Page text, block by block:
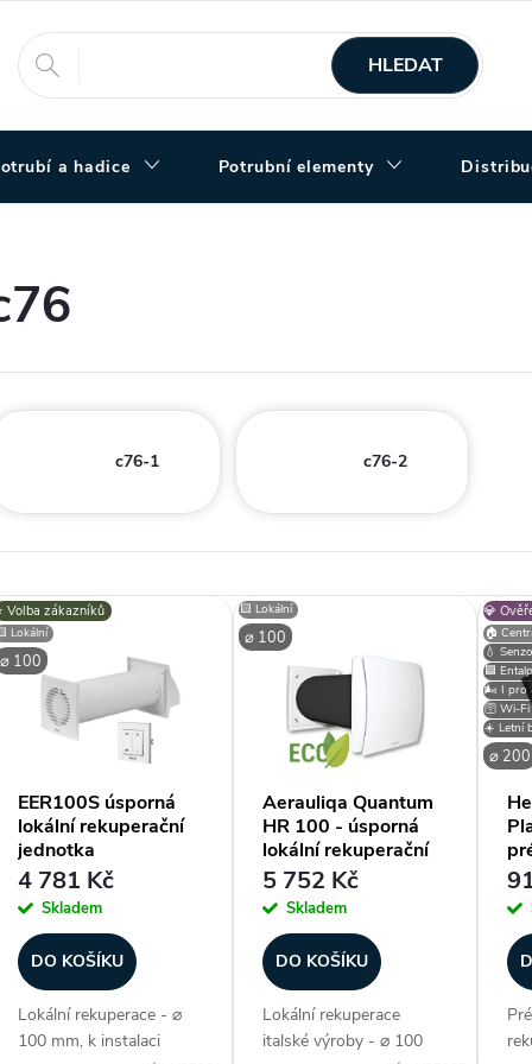
HLEDAT
a hadice Potrubní elementy
c76-1 c76-2
⌀ 100
Volba zákazníků
Lokální
EER100S úsporná
lokální rekuperační
jednotka
4 781 Kč
Skladem
DO KOŠÍKU
Lokální rekuperace - ⌀
100 mm, k instalaci
⌀ 100
🟨 Lokální
Aerauliqa Quantum
HR 100 - úsporná
lokální rekuperační
jednotka
5 752 Kč
Skladem
DO KOŠÍKU
Lokální rekuperace
italské výroby - ⌀ 100
💧
💎
⌀ 200
🏠
🟦
🌬️ I pro
🛜 Wi-Fi
☀️ Letní